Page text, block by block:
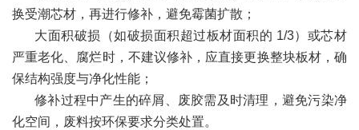
换受潮芯材，再进行修补，避免霉菌扩散；
大面积破损（如破损面积超过板材面积的 1/3）或芯材
严重老化、腐烂时，不建议修补，应直接更换整块板材，确
保结构强度与净化性能；
修补过程中产生的碎屑、废胶需及时清理，避免污染净
化空间，废料按环保要求分类处置。